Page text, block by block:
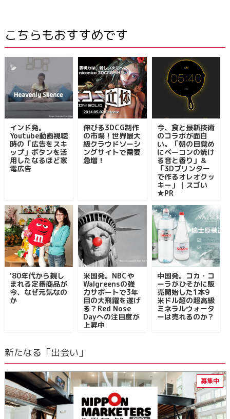
こちらもおすすめです
インド発。
Youtube動画視聴
時の「広告をスキ
ップ」ボタンを活
用したなるほど家
電広告
伸びる3DCG制作
の市場！世界最大
級クラウドソーシ
ングサイトで需要
急増！
今、食と最新技術
のコラボが面白
い。「朝の目覚め
にベーコンの焼け
る音と香り」＆
「3Dプリンター
で作るオレオクッ
キー」｜スゴい
★PR
'80年代から親し
まれる定番商品が
今、なぜ元気なの
か
米国発。NBCや
Walgreensの強
力サポートで3年
目の大飛躍を遂げ
る？Red Nose
Dayへの注目度が
上昇中
中国発。コカ・コ
ーラがひそかに販
売開始した1本9
米ドル超の超高級
ミネラルウォータ
ーは売れるのか？
新たなる「出会い」